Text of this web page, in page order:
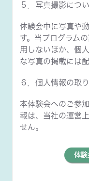
５．写真撮影につ
体験会中に写真や
す。当プログラム
用しないほか、個
な写真の掲載には
６．個人情報の取
本体験会へのご参
報は、当社の運営
せん。
体験